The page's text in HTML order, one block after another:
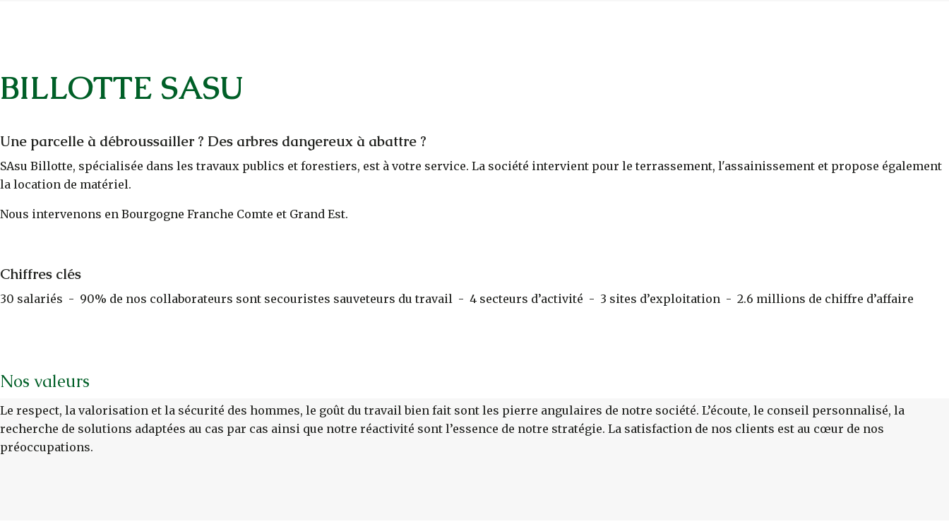
BILLOTTE SASU
Une parcelle à débroussailler ? Des arbres dangereux à abattre ?
SAsu Billotte, spécialisée dans les travaux publics et forestiers, est à votre service. La société intervient pour le terrassement, l'assainissement et propose également
la location de matériel.
Nous intervenons en Bourgogne Franche Comte et Grand Est.
Chiffres clés
30 salariés - 90% de nos collaborateurs sont secouristes sauveteurs du travail - 4 secteurs d’activité - 3 sites d’exploitation - 2.6 millions de chiffre d’affaire
Nos valeurs
Le respect, la valorisation et la sécurité des hommes, le goût du travail bien fait sont les pierre angulaires de notre société. L’écoute, le conseil personnalisé, la
recherche de solutions adaptées au cas par cas ainsi que notre réactivité sont l’essence de notre stratégie. La satisfaction de nos clients est au cœur de nos
préoccupations.